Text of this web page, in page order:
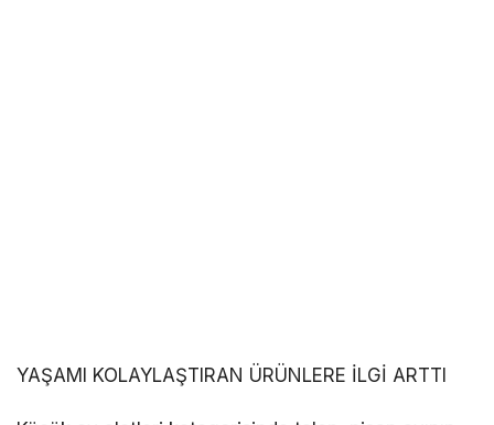
YAŞAMI KOLAYLAŞTIRAN ÜRÜNLERE İLGİ ARTTI